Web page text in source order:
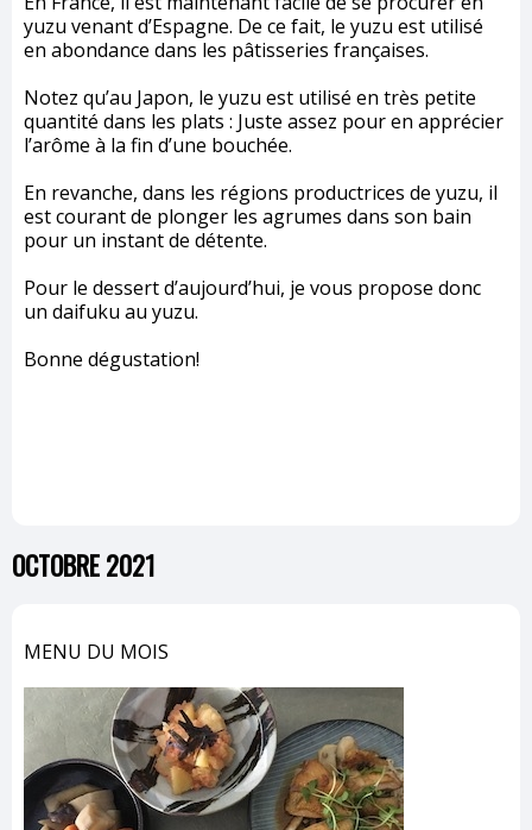
yuzu venant d’Espagne. De ce fait, le yuzu est utilisé
en abondance dans les pâtisseries françaises.
Notez qu’au Japon, le yuzu est utilisé en très petite
quantité dans les plats : Juste assez pour en apprécier
l’arôme à la fin d’une bouchée.
En revanche, dans les régions productrices de yuzu, il
est courant de plonger les agrumes dans son bain
pour un instant de détente.
Pour le dessert d’aujourd’hui, je vous propose donc
un daifuku au yuzu.
Bonne dégustation!
OCTOBRE 2021
MENU DU MOIS